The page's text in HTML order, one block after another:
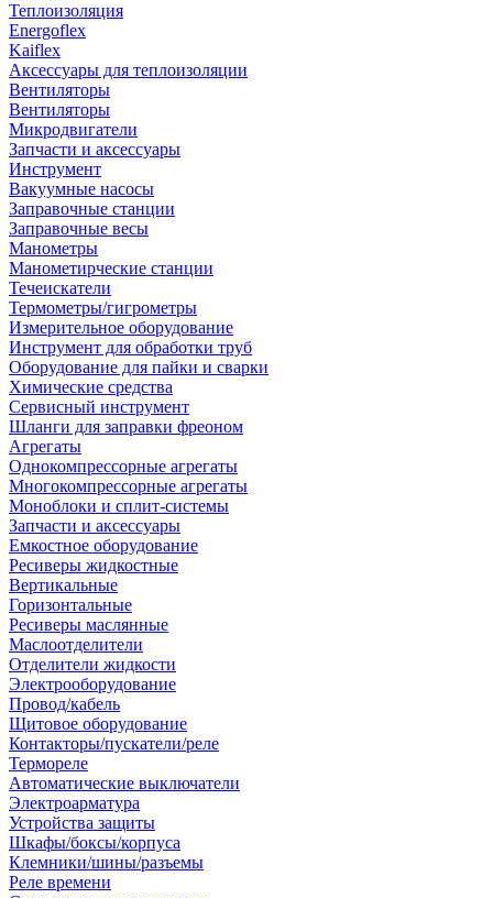
Теплоизоляция
Energoflex
Kaiflex
Аксессуары для теплоизоляции
Вентиляторы
Вентиляторы
Микродвигатели
Запчасти и аксессуары
Инструмент
Вакуумные насосы
Заправочные станции
Заправочные весы
Манометры
Манометирческие станции
Течеискатели
Термометры/гигрометры
Измерительное оборудование
Инструмент для обработки труб
Оборудование для пайки и сварки
Химические средства
Сервисный инструмент
Шланги для заправки фреоном
Агрегаты
Однокомпрессорные агрегаты
Многокомпрессорные агрегаты
Моноблоки и сплит-системы
Запчасти и аксессуары
Емкостное оборудование
Ресиверы жидкостные
Вертикальные
Горизонтальные
Ресиверы маслянные
Маслоотделители
Отделители жидкости
Электрооборудование
Провод/кабель
Щитовое оборудование
Контакторы/пускатели/реле
Термореле
Автоматические выключатели
Электроарматура
Устройства защиты
Шкафы/боксы/корпуса
Клемники/шины/разъемы
Реле времени